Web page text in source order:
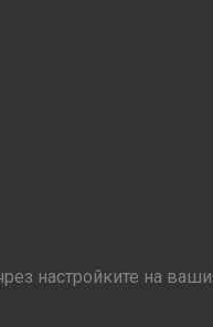
настройките на